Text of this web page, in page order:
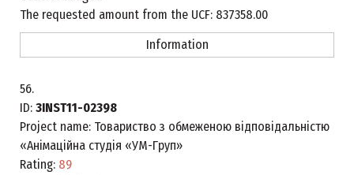
The requested amount from the UCF: 837358.00
Information
56.
ID: 3INST11-02398
Project name: Товариство з обмеженою відповідальністю
«Анімаційна студія «УМ-Груп»
Rating: 89